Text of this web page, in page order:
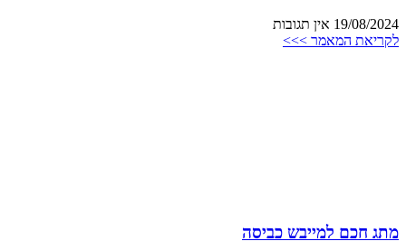
19/08/2024 אין תגובות
לקריאת המאמר >>>
מתג חכם למייבש כביסה